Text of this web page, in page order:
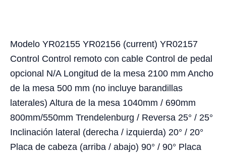
Modelo YR02155 YR02156 (current) YR02157
Control Control remoto con cable Control de pedal
opcional N/A Longitud de la mesa 2100 mm Ancho
de la mesa 500 mm (no incluye barandillas
laterales) Altura de la mesa 1040mm / 690mm
800mm/550mm Trendelenburg / Reversa 25° / 25°
Inclinación lateral (derecha / izquierda) 20° / 20°
Placa de cabeza (arriba / abajo) 90° / 90° Placa